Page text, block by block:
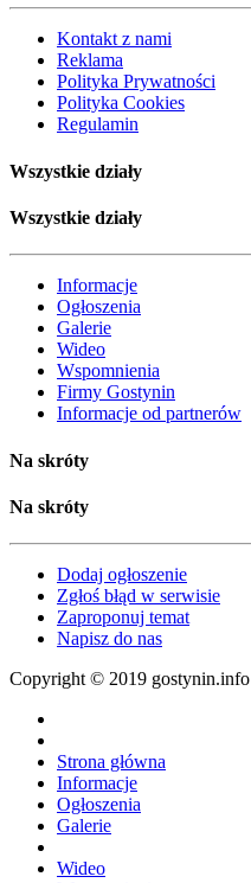
Kontakt z nami
Reklama
Polityka Prywatności
Polityka Cookies
Regulamin
Wszystkie działy
Wszystkie działy
Informacje
Ogłoszenia
Galerie
Wideo
Wspomnienia
Firmy Gostynin
Informacje od partnerów
Na skróty
Na skróty
Dodaj ogłoszenie
Zgłoś błąd w serwisie
Zaproponuj temat
Napisz do nas
Copyright © 2019 gostynin.info
Strona główna
Informacje
Ogłoszenia
Galerie
Wideo